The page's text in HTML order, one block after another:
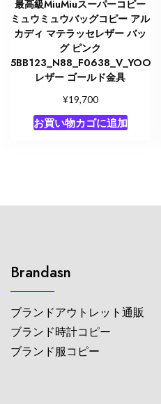
最高級MiuMiuスーパーコピー
ミュウミュウバッグコピー アル
カディ マテラッセレザー バッ
グ ピンク
5BB123_N88_F0638_V_YOO
レザー ゴールド金具
¥19,700
お買い物カゴに追加
Brandasn
ブランドアウトレット通販
ブランド時計コピー
ブランド服コピー